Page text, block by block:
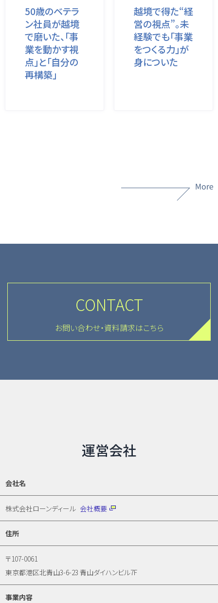
50歳のベテラ
ン社員が越境
で磨いた、「事
業を動かす視
点」と「自分の
再構築」
越境で得た“経
営の視点”。未
経験でも「事業
をつくる力」が
身についた
CONTACT
お問い合わせ・資料請求はこちら
運営会社
会社名
株式会社ローンディール 会社概要
住所
〒107-0061
東京都港区北青山3-6-23 青山ダイハンビル7F
事業内容